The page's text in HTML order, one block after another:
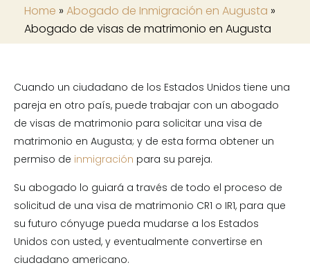
Home » Abogado de Inmigración en Augusta »
Abogado de visas de matrimonio en Augusta
Cuando un ciudadano de los Estados Unidos tiene una
pareja en otro país, puede trabajar con un abogado
de visas de matrimonio para solicitar una visa de
matrimonio en Augusta; y de esta forma obtener un
permiso de inmigración para su pareja.
Su abogado lo guiará a través de todo el proceso de
solicitud de una visa de matrimonio CR1 o IR1, para que
su futuro cónyuge pueda mudarse a los Estados
Unidos con usted, y eventualmente convertirse en
ciudadano americano.